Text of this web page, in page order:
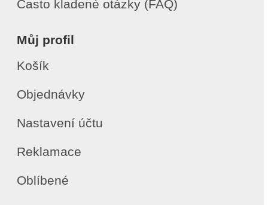
Často kladené otázky (FAQ)
Můj profil
Košík
Objednávky
Nastavení účtu
Reklamace
Oblíbené